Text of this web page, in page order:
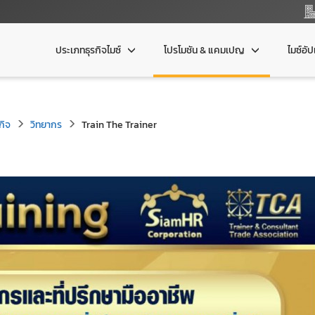
ประเภทธุรกิจไมซ์ โปรโมชัน & แคมเปญ ไมซ์อั
จ วิทยากร Train The Trainer